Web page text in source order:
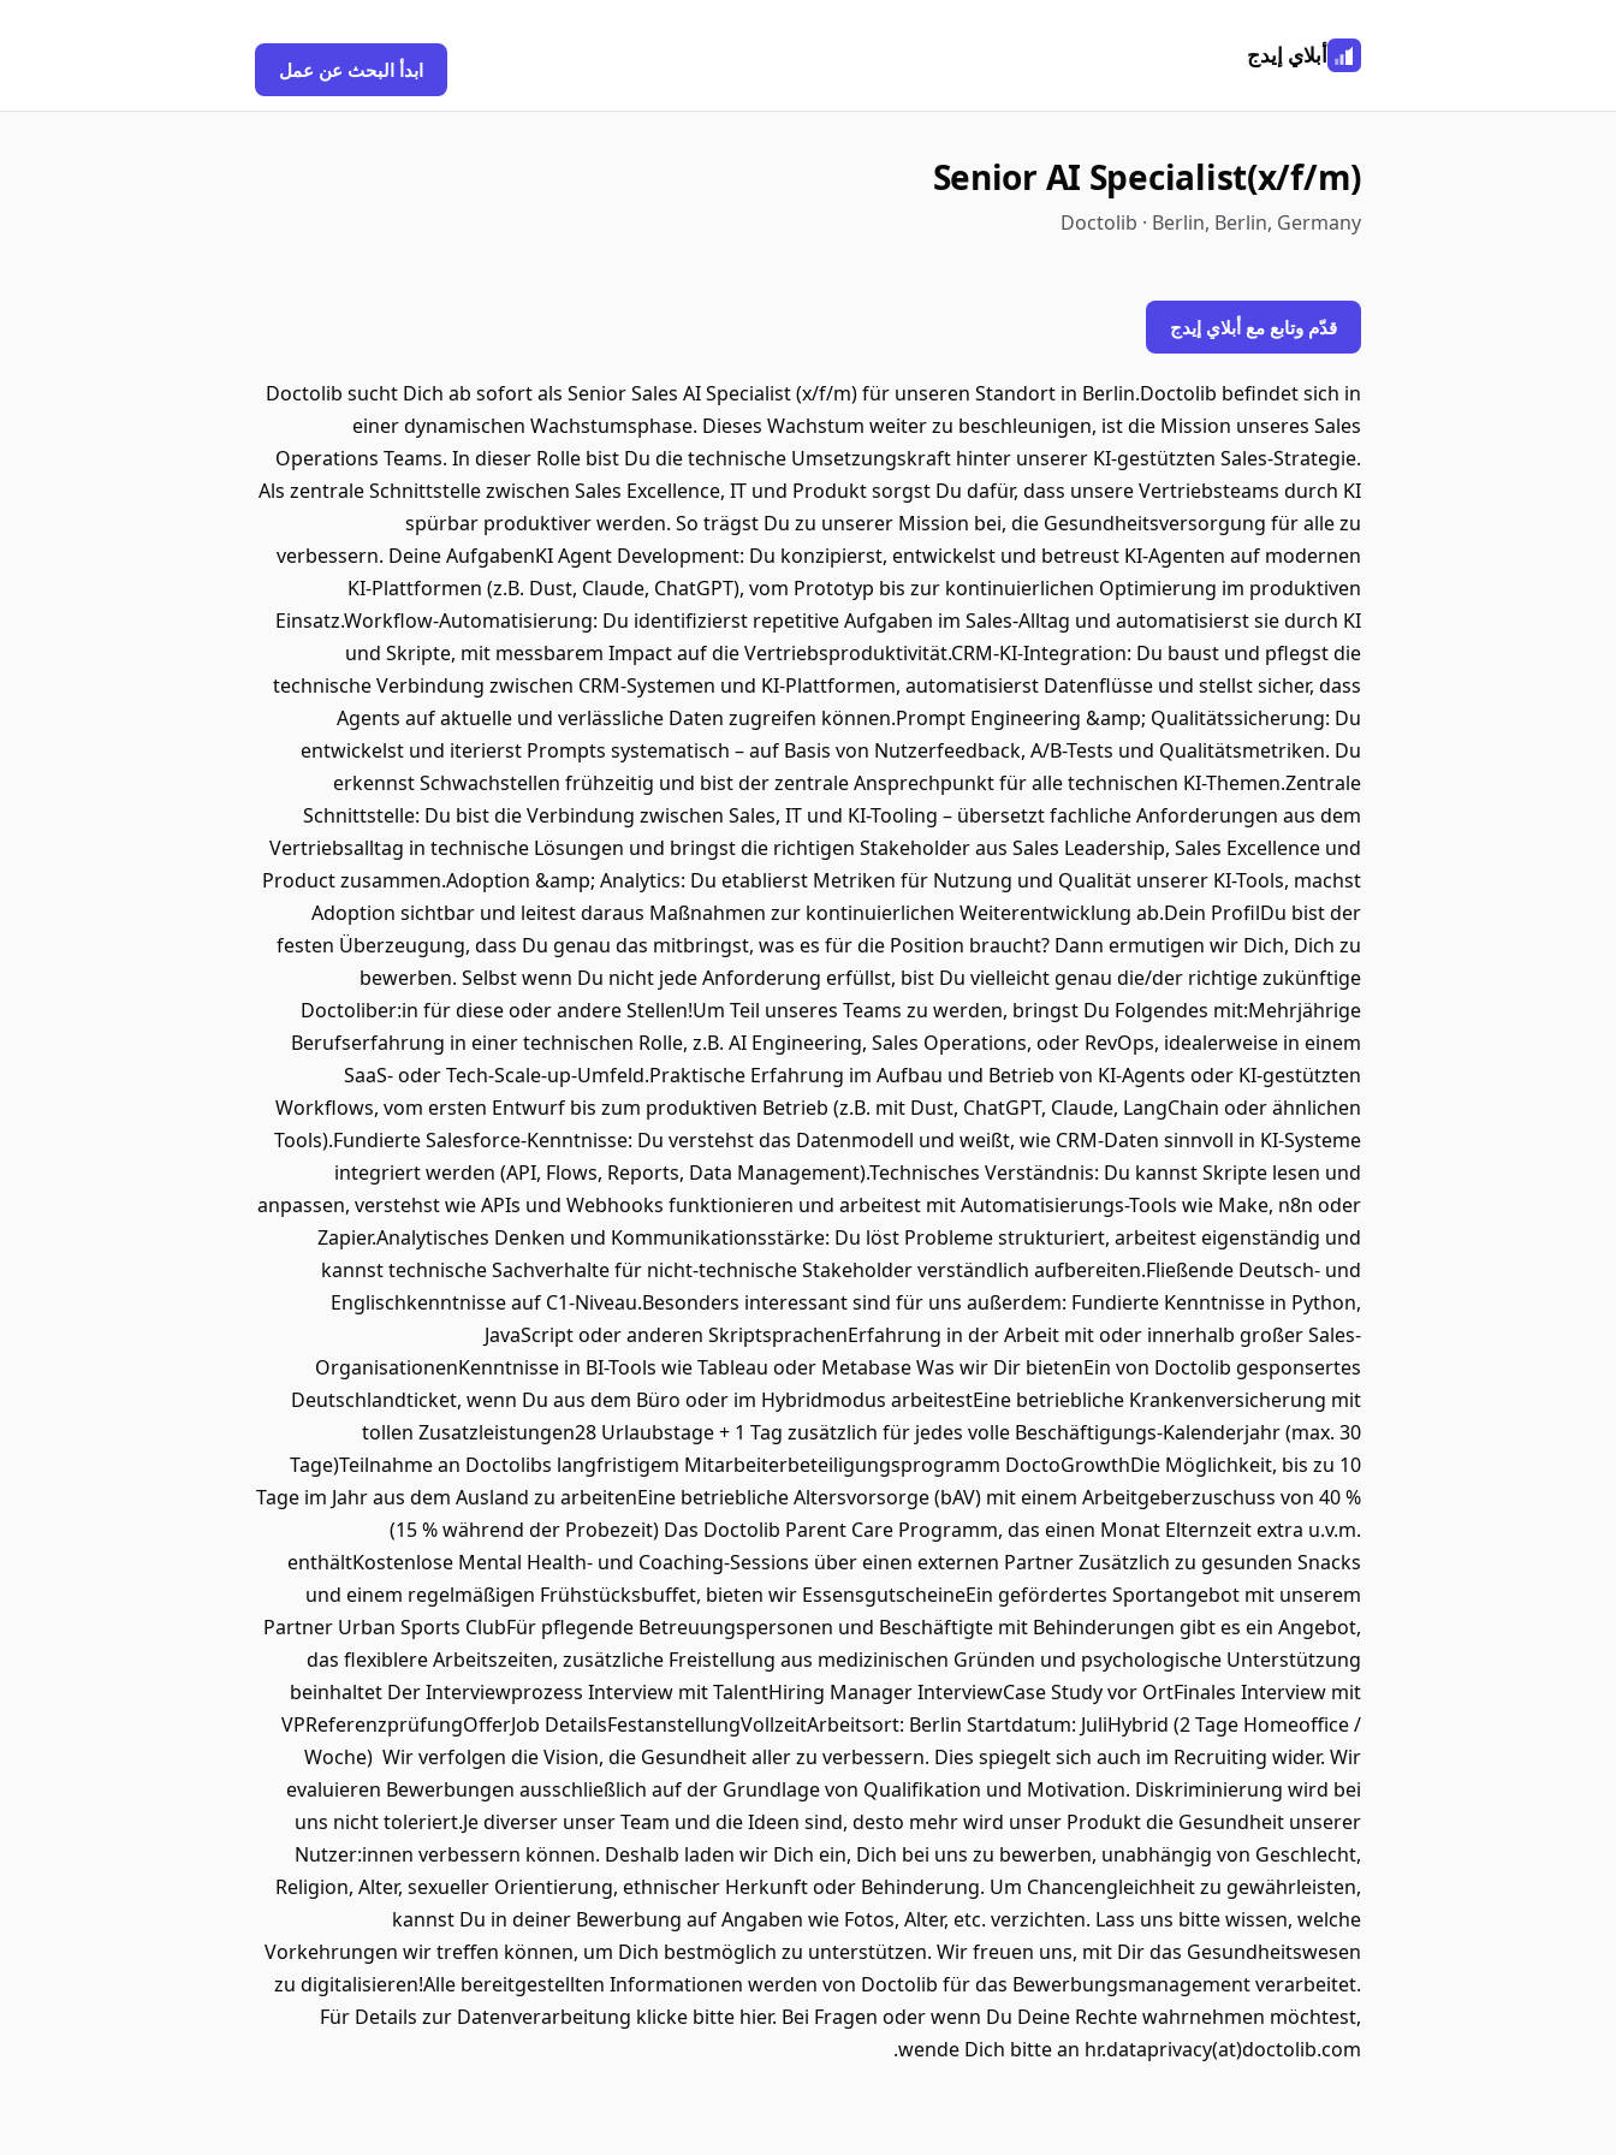
أبلاي إيدج
ابدأ البحث عن عمل
Senior AI Specialist(x/f/m)
Doctolib · Berlin, Berlin, Germany
قدّم وتابع مع أبلاي إيدج
Doctolib sucht Dich ab sofort als Senior Sales AI Specialist (x/f/m) für unseren Standort in Berlin.Doctolib befindet sich in
einer dynamischen Wachstumsphase. Dieses Wachstum weiter zu beschleunigen, ist die Mission unseres Sales
Operations Teams. In dieser Rolle bist Du die technische Umsetzungskraft hinter unserer KI-gestützten Sales-Strategie.
Als zentrale Schnittstelle zwischen Sales Excellence, IT und Produkt sorgst Du dafür, dass unsere Vertriebsteams durch KI
spürbar produktiver werden. So trägst Du zu unserer Mission bei, die Gesundheitsversorgung für alle zu
verbessern. Deine AufgabenKI Agent Development: Du konzipierst, entwickelst und betreust KI-Agenten auf modernen
KI-Plattformen (z.B. Dust, Claude, ChatGPT), vom Prototyp bis zur kontinuierlichen Optimierung im produktiven
Einsatz.Workflow-Automatisierung: Du identifizierst repetitive Aufgaben im Sales-Alltag und automatisierst sie durch KI
und Skripte, mit messbarem Impact auf die Vertriebsproduktivität.CRM-KI-Integration: Du baust und pflegst die
technische Verbindung zwischen CRM-Systemen und KI-Plattformen, automatisierst Datenflüsse und stellst sicher, dass
Agents auf aktuelle und verlässliche Daten zugreifen können.Prompt Engineering &amp; Qualitätssicherung: Du
entwickelst und iterierst Prompts systematisch – auf Basis von Nutzerfeedback, A/B-Tests und Qualitätsmetriken. Du
erkennst Schwachstellen frühzeitig und bist der zentrale Ansprechpunkt für alle technischen KI-Themen.Zentrale
Schnittstelle: Du bist die Verbindung zwischen Sales, IT und KI-Tooling – übersetzt fachliche Anforderungen aus dem
Vertriebsalltag in technische Lösungen und bringst die richtigen Stakeholder aus Sales Leadership, Sales Excellence und
Product zusammen.Adoption &amp; Analytics: Du etablierst Metriken für Nutzung und Qualität unserer KI-Tools, machst
Adoption sichtbar und leitest daraus Maßnahmen zur kontinuierlichen Weiterentwicklung ab.Dein ProfilDu bist der
festen Überzeugung, dass Du genau das mitbringst, was es für die Position braucht? Dann ermutigen wir Dich, Dich zu
bewerben. Selbst wenn Du nicht jede Anforderung erfüllst, bist Du vielleicht genau die/der richtige zukünftige
Doctoliber:in für diese oder andere Stellen!Um Teil unseres Teams zu werden, bringst Du Folgendes mit:Mehrjährige
Berufserfahrung in einer technischen Rolle, z.B. AI Engineering, Sales Operations, oder RevOps, idealerweise in einem
SaaS- oder Tech-Scale-up-Umfeld.Praktische Erfahrung im Aufbau und Betrieb von KI-Agents oder KI-gestützten
Workflows, vom ersten Entwurf bis zum produktiven Betrieb (z.B. mit Dust, ChatGPT, Claude, LangChain oder ähnlichen
Tools).Fundierte Salesforce-Kenntnisse: Du verstehst das Datenmodell und weißt, wie CRM-Daten sinnvoll in KI-Systeme
integriert werden (API, Flows, Reports, Data Management).Technisches Verständnis: Du kannst Skripte lesen und
anpassen, verstehst wie APIs und Webhooks funktionieren und arbeitest mit Automatisierungs-Tools wie Make, n8n oder
Zapier.Analytisches Denken und Kommunikationsstärke: Du löst Probleme strukturiert, arbeitest eigenständig und
kannst technische Sachverhalte für nicht-technische Stakeholder verständlich aufbereiten.Fließende Deutsch- und
Englischkenntnisse auf C1-Niveau.Besonders interessant sind für uns außerdem: Fundierte Kenntnisse in Python,
JavaScript oder anderen SkriptsprachenErfahrung in der Arbeit mit oder innerhalb großer Sales-
OrganisationenKenntnisse in BI-Tools wie Tableau oder Metabase Was wir Dir bietenEin von Doctolib gesponsertes
Deutschlandticket, wenn Du aus dem Büro oder im Hybridmodus arbeitestEine betriebliche Krankenversicherung mit
tollen Zusatzleistungen28 Urlaubstage + 1 Tag zusätzlich für jedes volle Beschäftigungs-Kalenderjahr (max. 30
Tage)Teilnahme an Doctolibs langfristigem Mitarbeiterbeteiligungsprogramm DoctoGrowthDie Möglichkeit, bis zu 10
Tage im Jahr aus dem Ausland zu arbeitenEine betriebliche Altersvorsorge (bAV) mit einem Arbeitgeberzuschuss von 40 %
(15 % während der Probezeit) Das Doctolib Parent Care Programm, das einen Monat Elternzeit extra u.v.m.
enthältKostenlose Mental Health- und Coaching-Sessions über einen externen Partner Zusätzlich zu gesunden Snacks
und einem regelmäßigen Frühstücksbuffet, bieten wir EssensgutscheineEin gefördertes Sportangebot mit unserem
Partner Urban Sports ClubFür pflegende Betreuungspersonen und Beschäftigte mit Behinderungen gibt es ein Angebot,
das flexiblere Arbeitszeiten, zusätzliche Freistellung aus medizinischen Gründen und psychologische Unterstützung
beinhaltet Der Interviewprozess Interview mit TalentHiring Manager InterviewCase Study vor OrtFinales Interview mit
VPReferenzprüfungOfferJob DetailsFestanstellungVollzeitArbeitsort: Berlin Startdatum: JuliHybrid (2 Tage Homeoffice /
Woche) Wir verfolgen die Vision, die Gesundheit aller zu verbessern. Dies spiegelt sich auch im Recruiting wider. Wir
evaluieren Bewerbungen ausschließlich auf der Grundlage von Qualifikation und Motivation. Diskriminierung wird bei
uns nicht toleriert.Je diverser unser Team und die Ideen sind, desto mehr wird unser Produkt die Gesundheit unserer
Nutzer:innen verbessern können. Deshalb laden wir Dich ein, Dich bei uns zu bewerben, unabhängig von Geschlecht,
Religion, Alter, sexueller Orientierung, ethnischer Herkunft oder Behinderung. Um Chancengleichheit zu gewährleisten,
kannst Du in deiner Bewerbung auf Angaben wie Fotos, Alter, etc. verzichten. Lass uns bitte wissen, welche
Vorkehrungen wir treffen können, um Dich bestmöglich zu unterstützen. Wir freuen uns, mit Dir das Gesundheitswesen
zu digitalisieren!Alle bereitgestellten Informationen werden von Doctolib für das Bewerbungsmanagement verarbeitet.
Für Details zur Datenverarbeitung klicke bitte hier. Bei Fragen oder wenn Du Deine Rechte wahrnehmen möchtest,
wende Dich bitte an hr.dataprivacy(at)doctolib.com.